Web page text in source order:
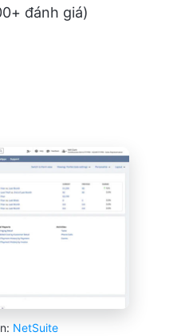
đánh giá)
NetSuite